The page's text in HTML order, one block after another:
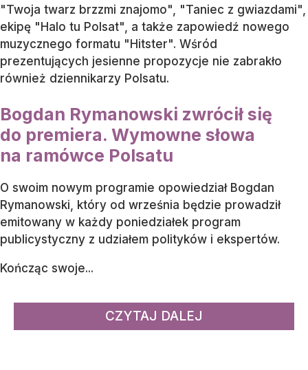
"Twoja twarz brzzmi znajomo", "Taniec z gwiazdami",
ekipę "Halo tu Polsat", a także zapowiedź nowego
muzycznego formatu "Hitster". Wśród
prezentujących jesienne propozycje nie zabrakło
również dziennikarzy Polsatu.
Bogdan Rymanowski zwrócił się
do premiera. Wymowne słowa
na ramówce Polsatu
O swoim nowym programie opowiedział Bogdan
Rymanowski, który od września będzie prowadził
emitowany w każdy poniedziałek program
publicystyczny z udziałem polityków i ekspertów.
Kończąc swoje...
CZYTAJ DALEJ